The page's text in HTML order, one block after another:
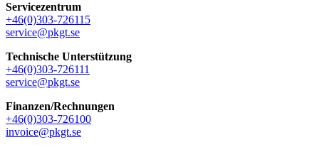
Servicezentrum
+46(0)303-726115
service@pkgt.se
Technische Unterstützung
+46(0)303-726111
service@pkgt.se
Finanzen/Rechnungen
+46(0)303-726100
invoice@pkgt.se